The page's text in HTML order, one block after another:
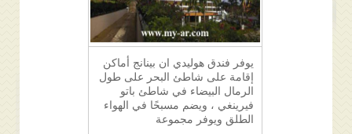
يوفر فندق هوليدي ان بينانج أماكن
إقامة على شاطئ البحر على طول
الرمال البيضاء في شاطئ باتو
فيرينغي ، ويضم مسبحًا في الهواء
الطلق ويوفر مجموعة